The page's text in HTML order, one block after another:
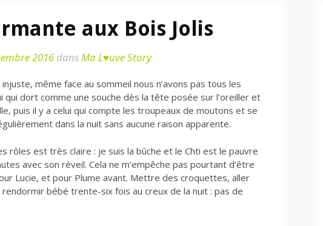
aux Bois Jolis
2016dansMa L♥uve Story
même face au sommeil nous n’avons pas tous les
qui dort comme une souche dès la tête posée sur l’oreiller et
puis il y a celui qui compte les troupeaux de moutons et se
dans la nuit sans aucune raison apparente.
rôles est très claire : je suis la bûche et le Chti est le pauvre
avec son réveil. Cela ne m’empêche pas pourtant d’être
Lucie, et pour Plume avant. Mettre des croquettes, aller
bébé trente-six fois au creux de la nuit : pas de